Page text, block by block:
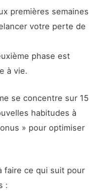
premières semaines
votre perte de
phase est
à vie.
se concentre sur 15
habitudes à
» pour optimiser
faire ce qui suit pour
: